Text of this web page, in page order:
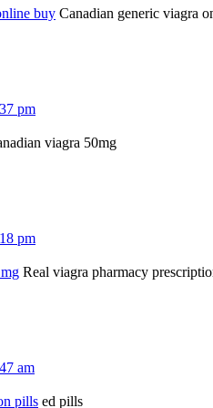
buy Canadian generic viagra
pm
viagra 50mg
pm
Real viagra pharmacy
am
pills ed pills